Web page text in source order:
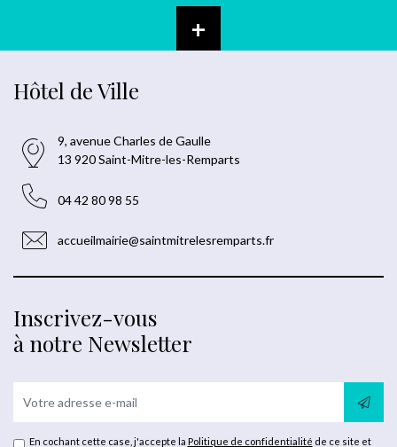
+
Hôtel de Ville
9, avenue Charles de Gaulle
13 920 Saint-Mitre-les-Remparts
04 42 80 98 55
accueilmairie@saintmitrelesremparts.fr
Inscrivez-vous
à notre Newsletter
En cochant cette case, j'accepte la Politique de confidentialité de ce site et